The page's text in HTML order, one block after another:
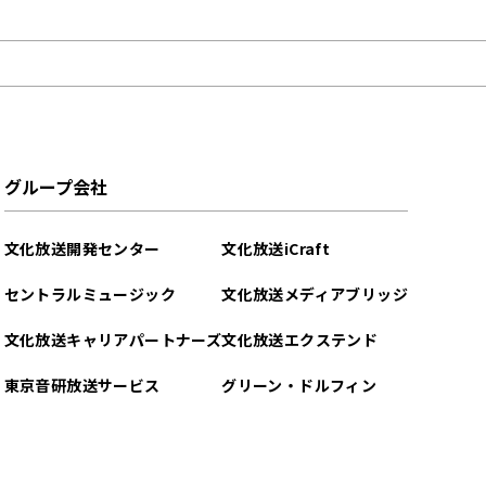
グループ会社
文化放送開発センター
セントラルミュージック
文化放送キャリアパートナーズ
東京音研放送サービス
文化放送iCraft
文化放送メディアブリッジ
文化放送エクステンド
グリーン・ドルフィン